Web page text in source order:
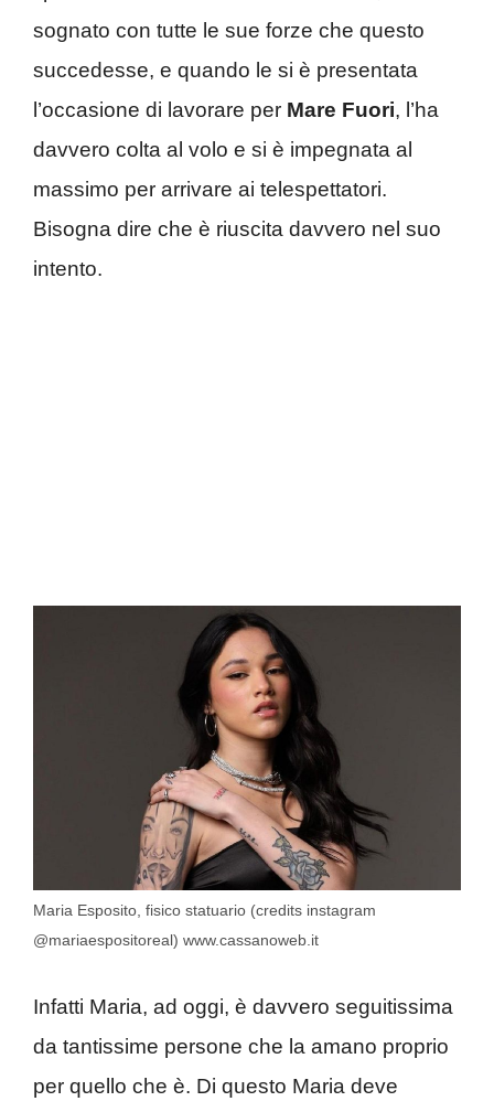
sognato con tutte le sue forze che questo
succedesse, e quando le si è presentata
l’occasione di lavorare per Mare Fuori, l’ha
davvero colta al volo e si è impegnata al
massimo per arrivare ai telespettatori.
Bisogna dire che è riuscita davvero nel suo
intento.
Maria Esposito, fisico statuario (credits instagram
@mariaespositoreal) www.cassanoweb.it
Infatti Maria, ad oggi, è davvero seguitissima
da tantissime persone che la amano proprio
per quello che è. Di questo Maria deve